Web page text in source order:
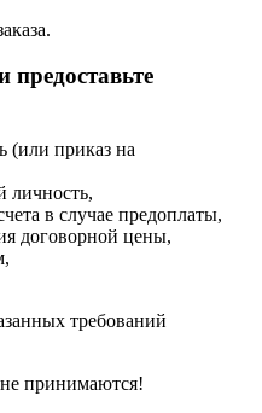
(или приказ на
личность,
в случае предоплаты,
договорной цены,
требований
принимаются!